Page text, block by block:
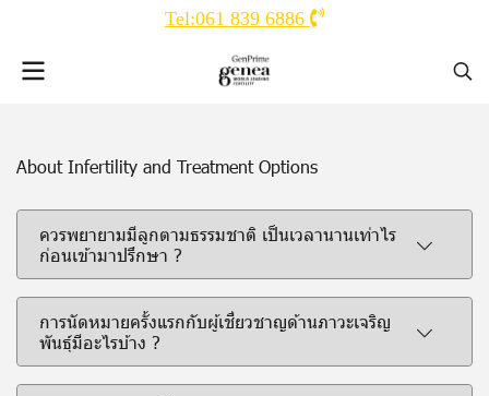
Tel:061 839 6886
About Infertility and Treatment Options
ควรพยายามมีลูกตามธรรมชาติ เป็นเวลานานเท่าไร
ก่อนเข้ามาปรึกษา ?
การนัดหมายครั้งแรกกับผู้เชี่ยวชาญด้านภาวะเจริญ
พันธุ์มีอะไรบ้าง ?